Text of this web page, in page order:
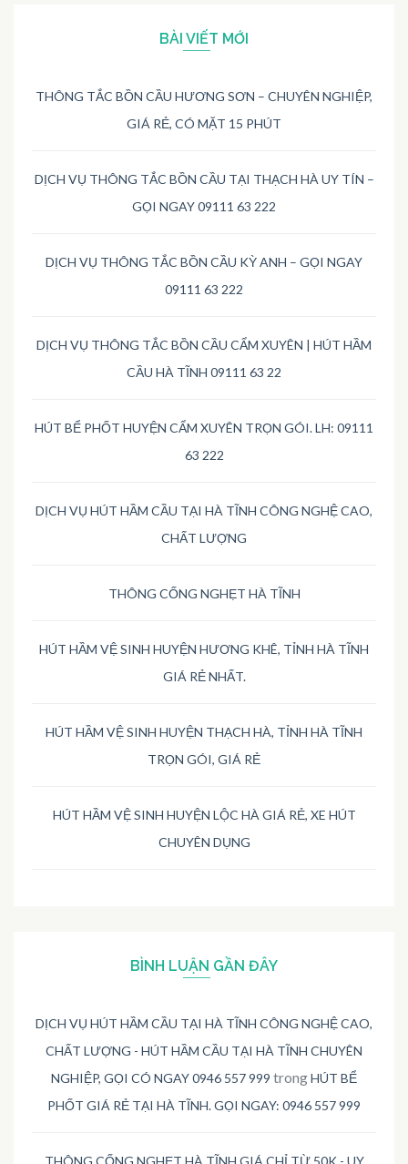
BÀI VIẾT MỚI
THÔNG TẮC BỒN CẦU HƯƠNG SƠN – CHUYÊN NGHIỆP,
GIÁ RẺ, CÓ MẶT 15 PHÚT
DỊCH VỤ THÔNG TẮC BỒN CẦU TẠI THẠCH HÀ UY TÍN –
GỌI NGAY 09111 63 222
DỊCH VỤ THÔNG TẮC BỒN CẦU KỲ ANH – GỌI NGAY
09111 63 222
DỊCH VỤ THÔNG TẮC BỒN CẦU CẨM XUYÊN | HÚT HẦM
CẦU HÀ TĨNH 09111 63 22
HÚT BỂ PHỐT HUYỆN CẨM XUYÊN TRỌN GÓI. LH: 09111
63 222
DỊCH VỤ HÚT HẦM CẦU TẠI HÀ TĨNH CÔNG NGHỆ CAO,
CHẤT LƯỢNG
THÔNG CỐNG NGHẸT HÀ TĨNH
HÚT HẦM VỆ SINH HUYỆN HƯƠNG KHÊ, TỈNH HÀ TĨNH
GIÁ RẺ NHẤT.
HÚT HẦM VỆ SINH HUYỆN THẠCH HÀ, TỈNH HÀ TĨNH
TRỌN GÓI, GIÁ RẺ
HÚT HẦM VỆ SINH HUYỆN LỘC HÀ GIÁ RẺ, XE HÚT
CHUYÊN DỤNG
BÌNH LUẬN GẦN ĐÂY
DỊCH VỤ HÚT HẦM CẦU TẠI HÀ TĨNH CÔNG NGHỆ CAO,
CHẤT LƯỢNG - HÚT HẦM CẦU TẠI HÀ TĨNH CHUYÊN
NGHIỆP, GỌI CÓ NGAY 0946 557 999 trongHÚT BỂ
PHỐT GIÁ RẺ TẠI HÀ TĨNH. GỌI NGAY: 0946 557 999
THÔNG CỐNG NGHẸT HÀ TĨNH GIÁ CHỈ TỪ 50K - UY